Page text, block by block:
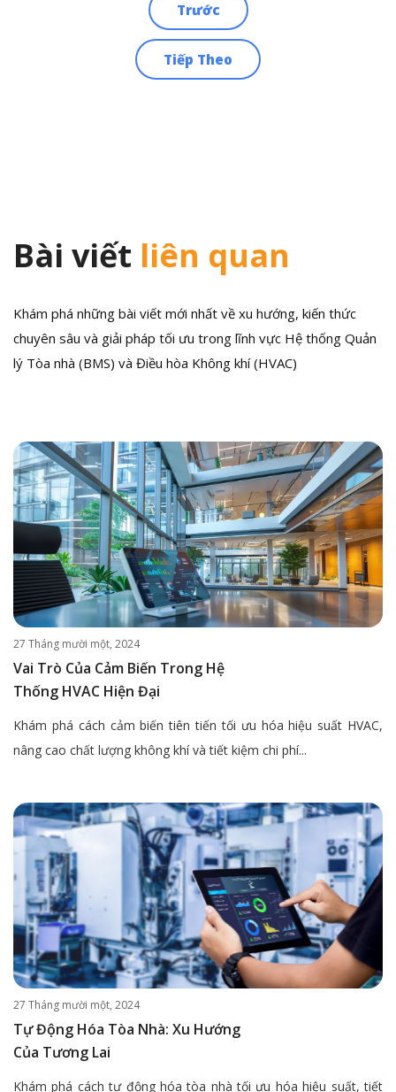
Trước
Tiếp Theo
Bài viết liên quan
Khám phá những bài viết mới nhất về xu hướng, kiến thức
chuyên sâu và giải pháp tối ưu trong lĩnh vực Hệ thống Quản
lý Tòa nhà (BMS) và Điều hòa Không khí (HVAC)
27 Tháng mười một, 2024
Vai Trò Của Cảm Biến Trong Hệ
Thống HVAC Hiện Đại
Khám phá cách cảm biến tiên tiến tối ưu hóa hiệu suất HVAC,
nâng cao chất lượng không khí và tiết kiệm chi phí...
27 Tháng mười một, 2024
Tự Động Hóa Tòa Nhà: Xu Hướng
Của Tương Lai
Khám phá cách tự động hóa tòa nhà tối ưu hóa hiệu suất, tiết